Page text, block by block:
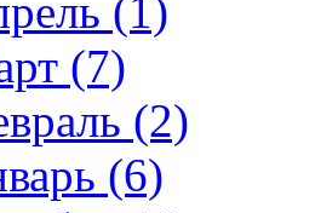
(1)
(7)
(2)
(6)